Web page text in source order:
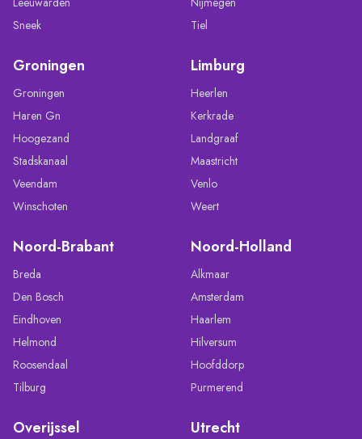
Sneek
Tiel
Groningen
Groningen
Haren Gn
Hoogezand
Stadskanaal
Veendam
Winschoten
Limburg
Heerlen
Kerkrade
Landgraaf
Maastricht
Venlo
Weert
Noord-Brabant
Breda
Den Bosch
Eindhoven
Helmond
Roosendaal
Tilburg
Noord-Holland
Alkmaar
Amsterdam
Haarlem
Hilversum
Hoofddorp
Purmerend
Overijssel Utrecht